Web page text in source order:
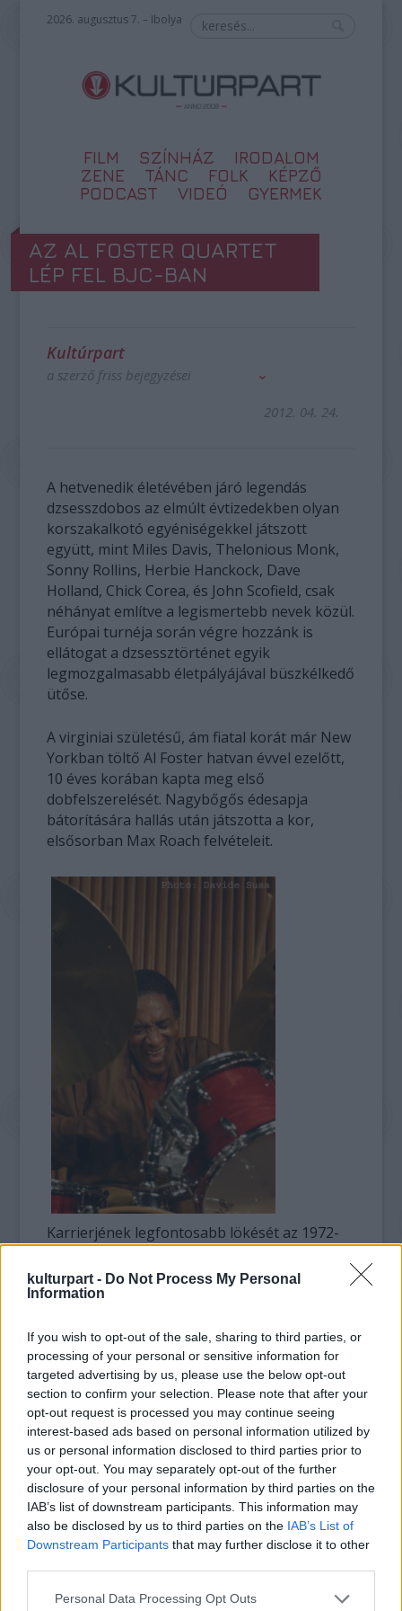
kulturpart - Do Not Process My Personal
Information
If you wish to opt-out of the sale, sharing to third parties, or
processing of your personal or sensitive information for
targeted advertising by us, please use the below opt-out
section to confirm your selection. Please note that after your
opt-out request is processed you may continue seeing
interest-based ads based on personal information utilized by
us or personal information disclosed to third parties prior to
your opt-out. You may separately opt-out of the further
disclosure of your personal information by third parties on the
IAB’s list of downstream participants. This information may
also be disclosed by us to third parties on the IAB’s List of
Downstream Participants that may further disclose it to other
Please note that this website/app uses one or more Google
Personal Data Processing Opt Outs
2026. augusztus 7. – Ibolya
FILM SZÍNHÁZ
IRODALOM
ZENE
TÁNC FOLK
KÉPZŐ
PODCAST
VIDEÓ GYERMEK
AZ AL FOSTER QUARTET
LÉP FEL BJC-BAN
Kultúrpart
a szerző friss bejegyzései
2012. 04. 24.
A hetvenedik életévében járó legendás
dzsesszdobos az elmúlt évtizedekben olyan
korszakalkotó egyéniségekkel játszott
együtt, mint Miles Davis, Thelonious Monk,
Sonny Rollins, Herbie Hanckock, Dave
Holland, Chick Corea, és John Scofield, csak
néhányat említve a legismertebb nevek közül.
Európai turnéja során végre hozzánk is
ellátogat a dzsessztörténet egyik
legmozgalmasabb életpályájával büszkélkedő
ütőse.
A virginiai születésű, ám fiatal korát már New
Yorkban töltő Al Foster hatvan évvel ezelőtt,
10 éves korában kapta meg első
dobfelszerelését. Nagybőgős édesapja
bátorítására hallás után játszotta a kor,
elsősorban Max Roach felvételeit.
Karrierjének legfontosabb lökését az 1972-
Miles Davis – akkoriban már kifejezetten
jazz-rock-os hangzásvilágú – zenekarába
Jack DeJohnette-től vehette át. Néhány évvel
később, kisebb megszakítás után újra
csatlakozott a trombitás zseni formációjához,
és egészen 1991-ig, Davis haláláig tagja és
meghatározó egyénisége maradt
zenekarának.
Pályája későbbi szakaszában olyan
nevekkel játszott együtt, mint Sonny
Rollins, Herbie Hancock, Dave Holland,
Chick Corea, Bill Evans, Branford Marsalis,
John Scofield, Sting, John McLaughlin,